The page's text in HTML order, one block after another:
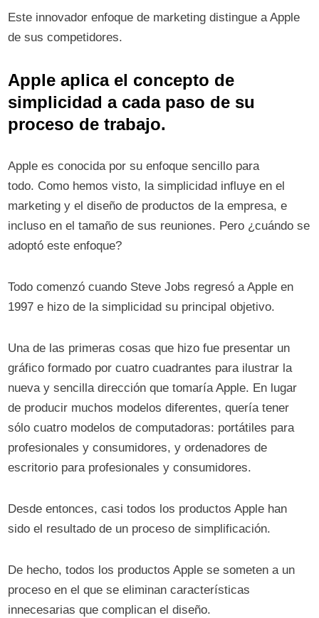
Este innovador enfoque de marketing distingue a Apple
de sus competidores.
Apple aplica el concepto de
simplicidad a cada paso de su
proceso de trabajo.
Apple es conocida por su enfoque sencillo para
todo. Como hemos visto, la simplicidad influye en el
marketing y el diseño de productos de la empresa, e
incluso en el tamaño de sus reuniones. Pero ¿cuándo se
adoptó este enfoque?
Todo comenzó cuando Steve Jobs regresó a Apple en
1997 e hizo de la simplicidad su principal objetivo.
Una de las primeras cosas que hizo fue presentar un
gráfico formado por cuatro cuadrantes para ilustrar la
nueva y sencilla dirección que tomaría Apple. En lugar
de producir muchos modelos diferentes, quería tener
sólo cuatro modelos de computadoras: portátiles para
profesionales y consumidores, y ordenadores de
escritorio para profesionales y consumidores.
Desde entonces, casi todos los productos Apple han
sido el resultado de un proceso de simplificación.
De hecho, todos los productos Apple se someten a un
proceso en el que se eliminan características
innecesarias que complican el diseño.